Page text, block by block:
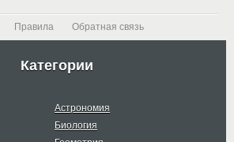
Правила Обратная связь
Категории
Астрономия
Биология